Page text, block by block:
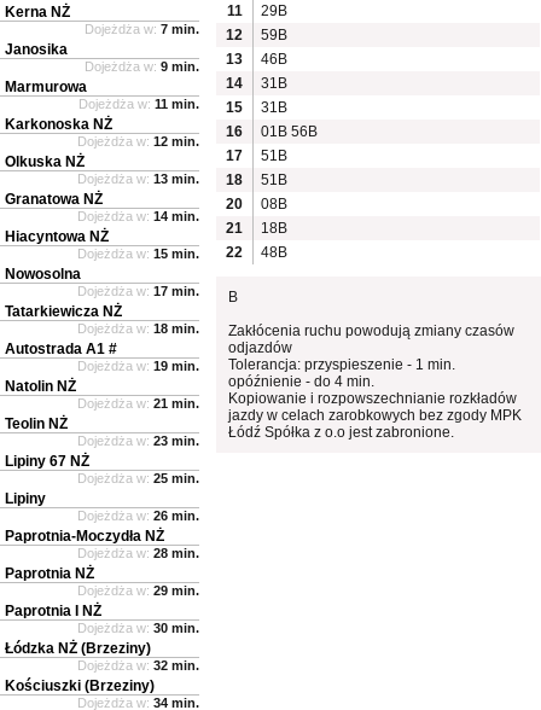
11
29B
12
59B
13
46B
14
31B
15
31B
16
01B 56B
17
51B
18
51B
20
08B
21
18B
22
48B
B
Zakłócenia ruchu powodują zmiany czasów
odjazdów
Tolerancja: przyspieszenie - 1 min.
opóźnienie - do 4 min.
Kopiowanie i rozpowszechnianie rozkładów
jazdy w celach zarobkowych bez zgody MPK
Łódź Spółka z o.o jest zabronione.
Kerna NŻ
Dojeżdża w: 7 min.
Janosika
Dojeżdża w: 9 min.
Marmurowa
Dojeżdża w: 11 min.
Karkonoska NŻ
Dojeżdża w: 12 min.
Olkuska NŻ
Dojeżdża w: 13 min.
Granatowa NŻ
Dojeżdża w: 14 min.
Hiacyntowa NŻ
Dojeżdża w: 15 min.
Nowosolna
Dojeżdża w: 17 min.
Tatarkiewicza NŻ
Dojeżdża w: 18 min.
Autostrada A1 #
Dojeżdża w: 19 min.
Natolin NŻ
Dojeżdża w: 21 min.
Teolin NŻ
Dojeżdża w: 23 min.
Lipiny 67 NŻ
Dojeżdża w: 25 min.
Lipiny
Dojeżdża w: 26 min.
Paprotnia-Moczydła NŻ
Dojeżdża w: 28 min.
Paprotnia NŻ
Dojeżdża w: 29 min.
Paprotnia I NŻ
Dojeżdża w: 30 min.
Łódzka NŻ (Brzeziny)
Dojeżdża w: 32 min.
Kościuszki (Brzeziny)
Dojeżdża w: 34 min.